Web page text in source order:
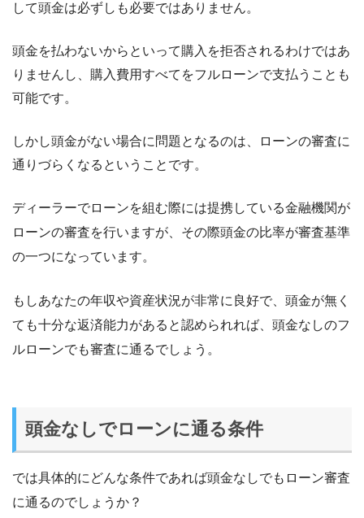
して頭金は必ずしも必要ではありません。
頭金を払わないからといって購入を拒否されるわけではあ
りませんし、購入費用すべてをフルローンで支払うことも
可能です。
しかし頭金がない場合に問題となるのは、ローンの審査に
通りづらくなるということです。
ディーラーでローンを組む際には提携している金融機関が
ローンの審査を行いますが、その際頭金の比率が審査基準
の一つになっています。
もしあなたの年収や資産状況が非常に良好で、頭金が無く
ても十分な返済能力があると認められれば、頭金なしのフ
ルローンでも審査に通るでしょう。
頭金なしでローンに通る条件
では具体的にどんな条件であれば頭金なしでもローン審査
に通るのでしょうか？